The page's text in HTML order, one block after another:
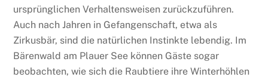
ursprünglichen Verhaltensweisen zurückzuführen.
Auch nach Jahren in Gefangenschaft, etwa als
Zirkusbär, sind die natürlichen Instinkte lebendig. Im
Bärenwald am Plauer See können Gäste sogar
beobachten, wie sich die Raubtiere ihre Winterhöhlen